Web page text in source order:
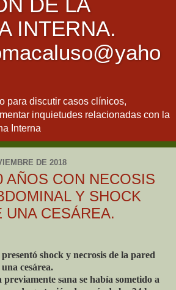
DE LA
INTERNA.
para discutir casos clínicos,
inquietudes relacionadas con la
Interna
DE 2018
AÑOS CON NECOSIS
Y SHOCK
UNA CESÁREA.
shock y necrosis de la pared
cesárea.
sana se había sometido a